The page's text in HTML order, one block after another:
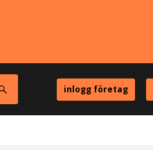
inlogg företag